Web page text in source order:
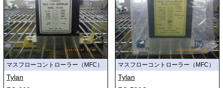
マスフローコントローラー（MFC）
Tylan
マスフローコントローラー（MFC）
Tylan